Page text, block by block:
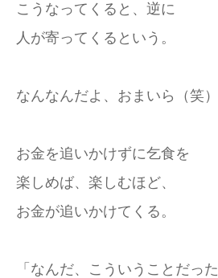
こうなってくると、逆に
人が寄ってくるという。
なんなんだよ、おまいら（笑）
お金を追いかけずに乞食を
楽しめば、楽しむほど、
お金が追いかけてくる。
「なんだ、こういうことだった